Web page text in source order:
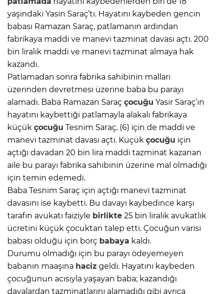
yaşındaki Yasin Saraç’tı. Hayatını kaybeden gencin
babası Ramazan Saraç, patlamanın ardından
fabrikaya maddi ve manevi tazminat davası açtı. 200
bin liralık maddi ve manevi tazminat almaya hak
kazandı.
Patlamadan sonra fabrika sahibinin malları
üzerinden devretmesi üzerine baba bu parayı
alamadı. Baba Ramazan Saraç çocuğu Yasir Saraç’ın
hayatını kaybettiği patlamayla alakalı fabrikaya
küçük çocuğu Tesnim Saraç, (6) için de maddi ve
manevi tazminat davası açtı. Küçük çocuğu için
açtığı davadan 20 bin lira maddi tazminat kazanan
aile bu parayı fabrika sahibinin üzerine mal olmadığı
için temin edemedi.
Baba Tesnim Saraç için açtığı manevi tazminat
davasını ise kaybetti. Bu davayı kaybedince karşı
tarafın avukatı faiziyle birlikte 25 bin liralık avukatlık
ücretini küçük çocuktan talep etti. Çocuğun varisi
babası olduğu için borç babaya kaldı.
Durumu olmadığı için bu parayı ödeyemeyen
babanın maaşına haciz geldi. Hayatını kaybeden
çocuğunun acısıyla yaşayan baba; kazandığı
davalardan tazminatlarını alamadığı gibi ayrıca